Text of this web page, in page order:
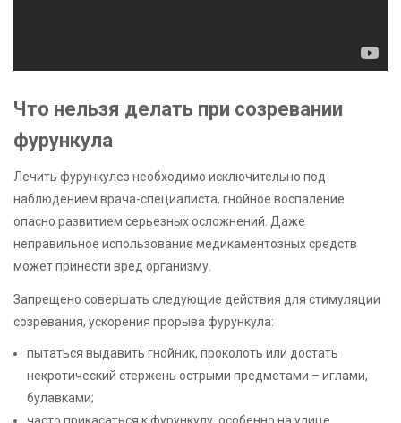
Что нельзя делать при созревании
фурункула
Лечить фурункулез необходимо исключительно под
наблюдением врача-специалиста, гнойное воспаление
опасно развитием серьезных осложнений. Даже
неправильное использование медикаментозных средств
может принести вред организму.
Запрещено совершать следующие действия для стимуляции
созревания, ускорения прорыва фурункула:
пытаться выдавить гнойник, проколоть или достать
некротический стержень острыми предметами – иглами,
булавками;
часто прикасаться к фурункулу, особенно на улице